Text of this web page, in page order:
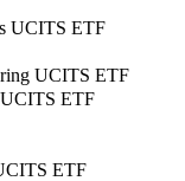
UCITS ETF
UCITS ETF
UCITS ETF
ETF